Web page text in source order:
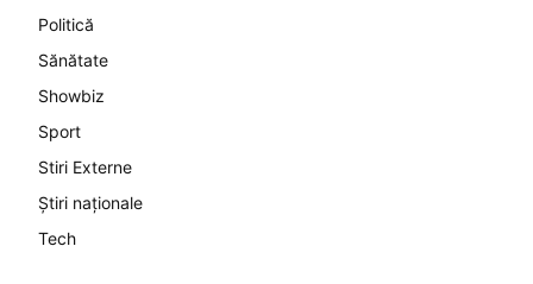
Politică
Sănătate
Showbiz
Sport
Stiri Externe
Știri naționale
Tech